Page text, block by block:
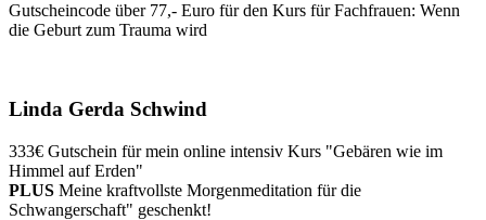
Gutscheincode über 77,- Euro für den Kurs für Fachfrauen: Wenn
die Geburt zum Trauma wird
Linda Gerda Schwind
333€ Gutschein für mein online intensiv Kurs "Gebären wie im
Himmel auf Erden"
PLUS Meine kraftvollste Morgenmeditation für die
Schwangerschaft" geschenkt!